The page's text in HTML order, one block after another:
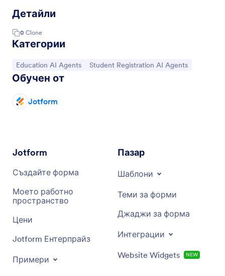
Детайли
0 Clone
Категории
Отидете на категорията:
Education AI Agents Отидете на категорията:
Student Registration AI Agents
Обучен от
Jotform
Jotform
Създайте форма
Моето работно
пространство
Цени
Jotform Ентерпрайз
Примери
Пазар
Шаблони
Теми за форми
Джаджи за форма
Интеграции
Website Widgets NEW